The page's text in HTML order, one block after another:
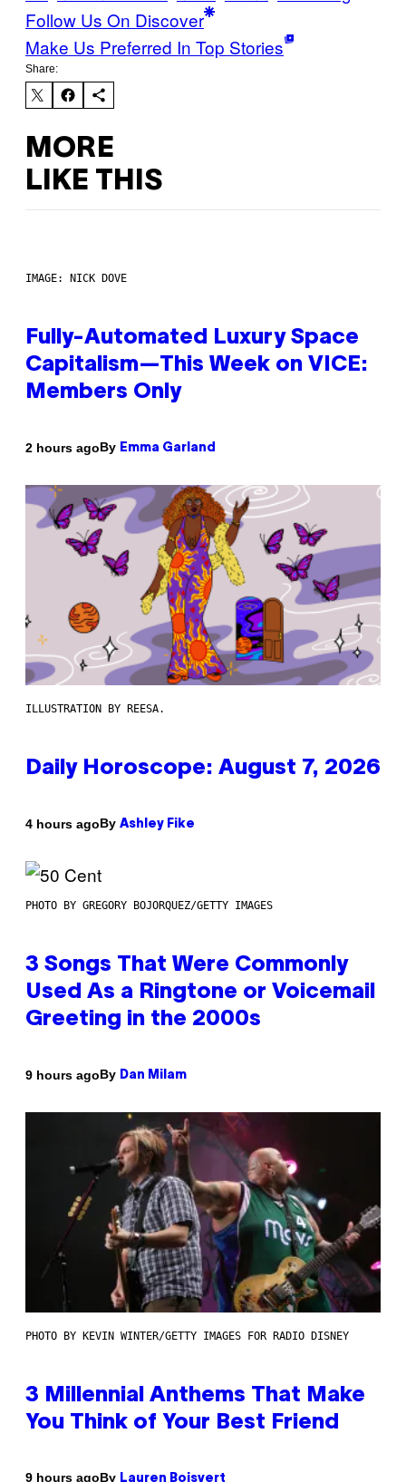
Follow Us On Discover
Make Us Preferred In Top Stories
Share:
MORE
LIKE THIS
IMAGE: NICK DOVE
Fully-Automated Luxury Space
Capitalism—This Week on VICE:
Members Only
2 hours agoBy Emma Garland
ILLUSTRATION BY REESA.
Daily Horoscope: August 7, 2026
4 hours agoBy Ashley Fike
PHOTO BY GREGORY BOJORQUEZ/GETTY IMAGES
3 Songs That Were Commonly
Used As a Ringtone or Voicemail
Greeting in the 2000s
9 hours agoBy Dan Milam
PHOTO BY KEVIN WINTER/GETTY IMAGES FOR RADIO DISNEY
3 Millennial Anthems That Make
You Think of Your Best Friend
9 hours agoBy Lauren Boisvert